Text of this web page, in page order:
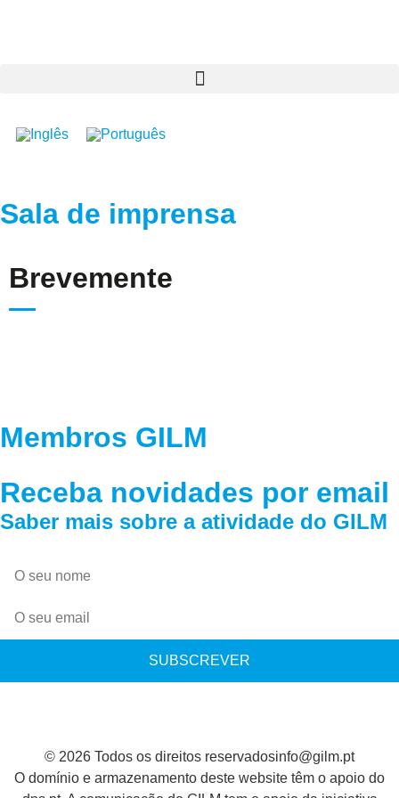
Sala de imprensa
Brevemente
Membros GILM
Receba novidades por email
Saber mais sobre a atividade do GILM
SUBSCREVER
© 2026 Todos os direitos reservadosinfo@gilm.pt
O domínio e armazenamento deste website têm o apoio do